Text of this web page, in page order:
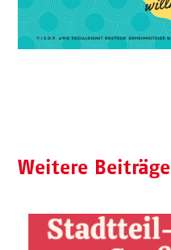
Weitere Beiträge